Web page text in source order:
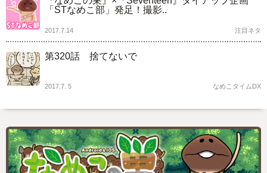
「STなめこ部」発足！撮影..
2017.7.14 注目ネタ
第320話 捨てないで
2017.7. 5 なめこタイムDX